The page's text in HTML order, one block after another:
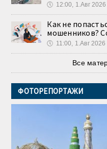
🕔 12:00, 1.Авг 2026
Как не
мошенников?
🕔 11:00, 1.Авг 2026
Все
ФОТОРЕПОРТАЖИ